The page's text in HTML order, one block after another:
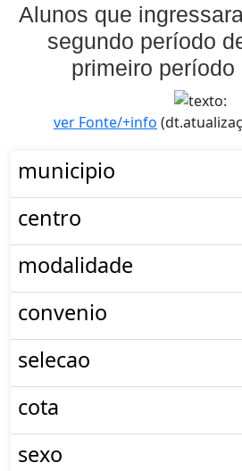
Alunos que
segundo período
primeiro período
ver Fonte/+info
municipio
centro
modalidade
convenio
selecao
cota
sexo